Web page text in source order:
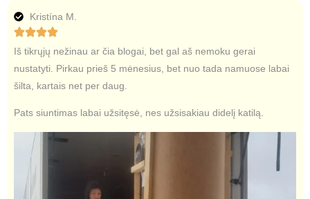
Kristína M.
Iš tikrųjų nežinau ar čia blogai, bet gal aš nemoku gerai
nustatyti. Pirkau prieš 5 mėnesius, bet nuo tada namuose labai
šilta, kartais net per daug.
Pats siuntimas labai užsitęsė, nes užsisakiau didelį katilą.